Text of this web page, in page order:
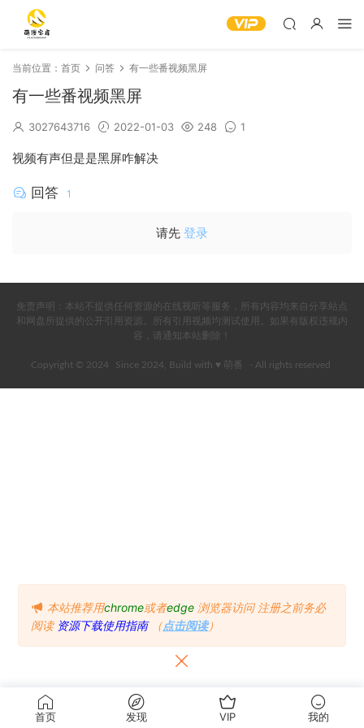
当前位置： 首页 问答 有一些番视频黑屏
有一些番视频黑屏
3027643716 2022-01-03 248 1
视频有声但是是黑屏咋解决
回答 1
请先 登录
免责声明：本站不提供任何资源的在线视听等服务，所有内容均来自分享站点
和网盘所提供的公开引用资源。所有引用视频均测试使用。如果有版权违规内
容，请通知本站删除！
Copyright © 2024 Since 2024, Build with ♥ 萌番 - All rights reserved
首页 发现 VIP 我的
本站推荐用chrome或者edge 浏览器访问 注册之前务必
阅读 资源下载使用指南 （点击阅读）